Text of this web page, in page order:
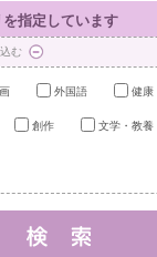
指定しています
む
外国語 健康
創作 文学・教養